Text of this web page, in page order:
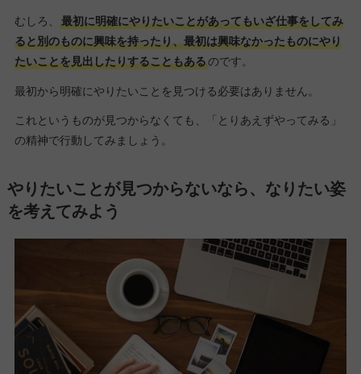
むしろ、
最初に明確にやりたいことがあってもいざ仕事をしてみ
ると別のものに興味を持ったり、最初は興味なかったものにやり
たいことを見出したりすることもあるのです。
最初から明確にやりたいことを見つける必要はありません。
これというものが見つからなくても、「とりあえずやってみる」
の精神で行動してみましょう。
やりたいことが見つからないなら、なりたい姿
を考えてみよう